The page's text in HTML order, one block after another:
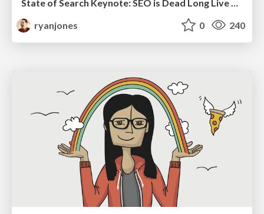
ryanjones
0 240